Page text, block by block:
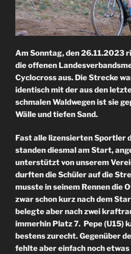
Am Sonntag, den 26.11.2023
die offenen
Cyclocross aus. Die Strecke
identisch mit der aus den
schmalen Waldwegen ist sie
Wälle und tiefen Sand.
Fast alle lizensierten Sportler
standen diesmal am Start,
unterstützt von unserem
durften die Schüler auf die
musste in seinem Rennen die
zwar schon kurz nach dem
belegte aber nach zwei
immerhin Platz 7. Pepe (U15)
bestens zurecht. Gegenüber
fehlte aber einfach noch etwas